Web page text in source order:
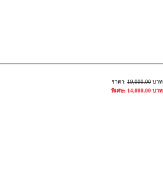
ราคา: 19,000.00 บาท
พิเศษ: 14,000.00 บาท